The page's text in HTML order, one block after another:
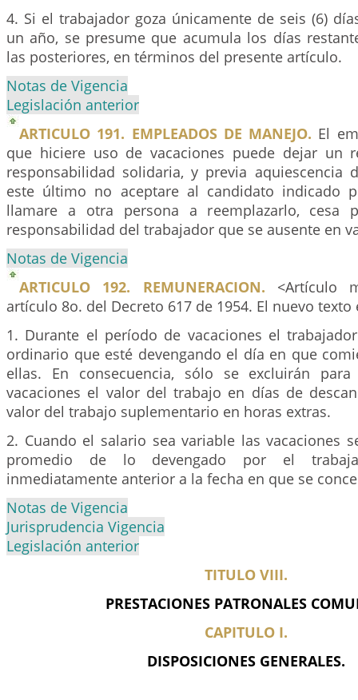
4. Si el trabajador goza únicamente de seis (6)
un año, se presume que acumula los días
las posteriores, en términos del presente artículo.
Notas de Vigencia
Legislación anterior
ARTICULO 191. EMPLEADOS DE MANEJO. El
que hiciere uso de vacaciones puede dejar un
responsabilidad solidaria, y previa aquiescencia
este último no aceptare al candidato indicado
llamare a otra persona a reemplazarlo, cesa
responsabilidad del trabajador que se ausente en
Notas de Vigencia
ARTICULO 192. REMUNERACION. <Artículo
artículo 8o. del Decreto 617 de 1954. El nuevo texto
1. Durante el período de vacaciones el
ordinario que esté devengando el día en que
ellas. En consecuencia, sólo se excluirán
vacaciones el valor del trabajo en días de
valor del trabajo suplementario en horas extras.
2. Cuando el salario sea variable las vacaciones
promedio de lo devengado por el
inmediatamente anterior a la fecha en que se
Notas de Vigencia
Jurisprudencia Vigencia
Legislación anterior
TITULO VIII.
PRESTACIONES PATRONALES
CAPITULO I.
DISPOSICIONES GENERALES.